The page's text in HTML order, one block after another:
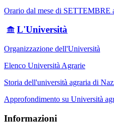
Orario dal mese di SETTEMBRE
L'Università
Organizzazione dell'Università
Elenco Università Agrarie
Storia dell'università agraria di
Approfondimento su Università
Informazioni